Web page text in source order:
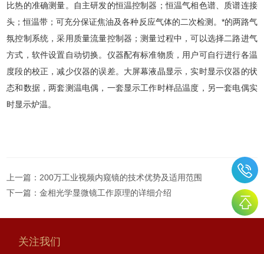
比热的准确测量。自主研发的恒温控制器；恒温气相色谱、质谱连接
头；恒温带；可充分保证焦油及各种反应气体的二次检测。*的两路气
氛控制系统，采用质量流量控制器；测量过程中，可以选择二路进气
方式，软件设置自动切换。仪器配有标准物质，用户可自行进行各温
度段的校正，减少仪器的误差。大屏幕液晶显示，实时显示仪器的状
态和数据，两套测温电偶，一套显示工作时样品温度，另一套电偶实
时显示炉温。
上一篇：200万工业视频内窥镜的技术优势及适用范围
下一篇：金相光学显微镜工作原理的详细介绍
关注我们